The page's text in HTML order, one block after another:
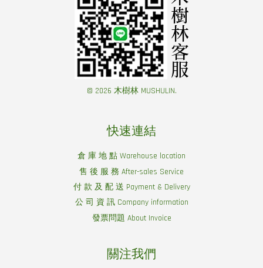
© 2026 木樹林 MUSHULIN.
快速連結
倉 庫 地 點 Warehouse location
售 後 服 務 After-sales Service
付 款 及 配 送 Payment & Delivery
公 司 資 訊 Company information
發票問題 About Invoice
關注我們